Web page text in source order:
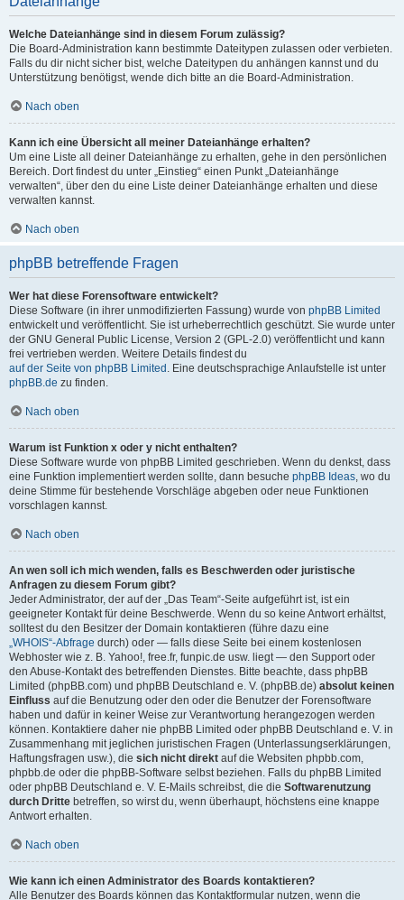
Welche Dateianhänge sind in diesem Forum zulässig?
Die Board-Administration kann bestimmte Dateitypen zulassen oder verbieten.
Falls du dir nicht sicher bist, welche Dateitypen du anhängen kannst und du
Unterstützung benötigst, wende dich bitte an die Board-Administration.
Nach oben
Kann ich eine Übersicht all meiner Dateianhänge erhalten?
Um eine Liste all deiner Dateianhänge zu erhalten, gehe in den persönlichen
Bereich. Dort findest du unter „Einstieg“ einen Punkt „Dateianhänge
verwalten“, über den du eine Liste deiner Dateianhänge erhalten und diese
verwalten kannst.
Nach oben
phpBB betreffende Fragen
Wer hat diese Forensoftware entwickelt?
Diese Software (in ihrer unmodifizierten Fassung) wurde von phpBB Limited
entwickelt und veröffentlicht. Sie ist urheberrechtlich geschützt. Sie wurde unter
der GNU General Public License, Version 2 (GPL-2.0) veröffentlicht und kann
frei vertrieben werden. Weitere Details findest du
auf der Seite von phpBB Limited . Eine deutschsprachige Anlaufstelle ist unter
phpBB.de zu finden.
Nach oben
Warum ist Funktion x oder y nicht enthalten?
Diese Software wurde von phpBB Limited geschrieben. Wenn du denkst, dass
eine Funktion implementiert werden sollte, dann besuche phpBB Ideas, wo du
deine Stimme für bestehende Vorschläge abgeben oder neue Funktionen
vorschlagen kannst.
Nach oben
An wen soll ich mich wenden, falls es Beschwerden oder juristische
Anfragen zu diesem Forum gibt?
Jeder Administrator, der auf der „Das Team“-Seite aufgeführt ist, ist ein
geeigneter Kontakt für deine Beschwerde. Wenn du so keine Antwort erhältst,
solltest du den Besitzer der Domain kontaktieren (führe dazu eine
„WHOIS“-Abfrage durch) oder — falls diese Seite bei einem kostenlosen
Webhoster wie z. B. Yahoo!, free.fr, funpic.de usw. liegt — den Support oder
den Abuse-Kontakt des betreffenden Dienstes. Bitte beachte, dass phpBB
Limited (phpBB.com) und phpBB Deutschland e. V. (phpBB.de) absolut keinen
Einfluss auf die Benutzung oder den oder die Benutzer der Forensoftware
haben und dafür in keiner Weise zur Verantwortung herangezogen werden
können. Kontaktiere daher nie phpBB Limited oder phpBB Deutschland e. V. in
Zusammenhang mit jeglichen juristischen Fragen (Unterlassungserklärungen,
Haftungsfragen usw.), die sich nicht direkt auf die Websiten phpbb.com,
phpbb.de oder die phpBB-Software selbst beziehen. Falls du phpBB Limited
oder phpBB Deutschland e. V. E-Mails schreibst, die die Softwarenutzung
durch Dritte betreffen, so wirst du, wenn überhaupt, höchstens eine knappe
Antwort erhalten.
Nach oben
Wie kann ich einen Administrator des Boards kontaktieren?
Alle Benutzer des Boards können das Kontaktformular nutzen, wenn die